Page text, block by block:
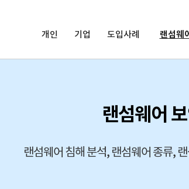
개인 기업 도입사례 랜섬웨
랜섬웨어
랜섬웨어 침해 분석, 랜섬웨어 종류,